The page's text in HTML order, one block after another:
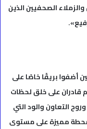
الصحفيين الذين
أضفوا بريقًا خاصًا على
قادران على خلق لحظات
التعاون والود التي
مميزة على مستوى